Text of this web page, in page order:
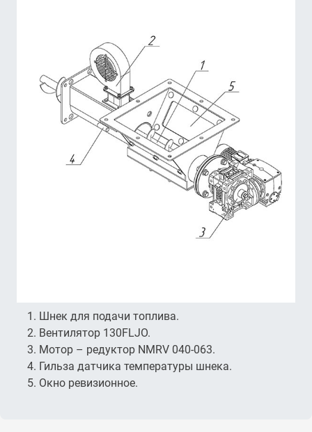
Шнек для подачи топлива.
Вентилятор 130FLJO.
Мотор – редуктор NMRV 040-063.
Гильза датчика температуры шнека.
Окно ревизионное.